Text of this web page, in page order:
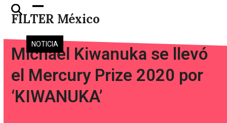
Skip
FILTER México
Open
mobile
menu
Close
mobile
menu
NOTICIA
Michael Kiwanuka se llevó
el Mercury Prize 2020 por
‘KIWANUKA’